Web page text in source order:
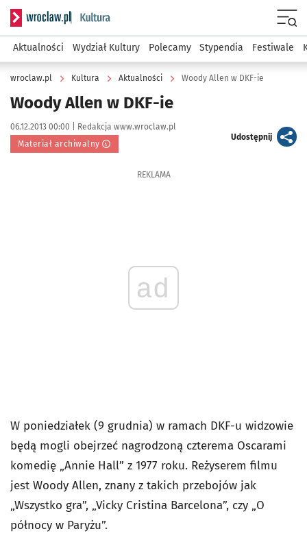
Serwis informacyjny wroclaw.pl podserwis: Kultura
Aktualności Wydział Kultury Polecamy Stypendia Festiwale
wroclaw.pl Kultura Aktualności Woody Allen w DKF-ie
Woody Allen w DKF-ie
Data publikacji:
06.12.2013 00:00 | Autor:
Redakcja www.wroclaw.pl
Materiał archiwalny
Udostępnijartykuł
REKLAMA
ad
W poniedziałek (9 grudnia) w ramach DKF-u widzowie
będą mogli obejrzeć nagrodzoną czterema Oscarami
komedię „Annie Hall” z 1977 roku. Reżyserem filmu
jest Woody Allen, znany z takich przebojów jak
„Wszystko gra”, „Vicky Cristina Barcelona”, czy „O
północy w Paryżu”.